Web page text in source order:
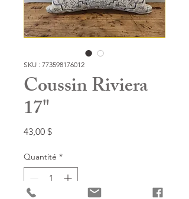
SKU : 773598176012
Coussin Riviera
17"
43,00 $Prix
Quantité *